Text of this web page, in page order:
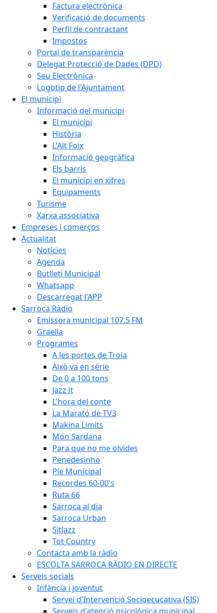
Factura electrònica
Verificació de documents
Perfil de contractant
Impostos
Portal de transparència
Delegat Protecció de Dades (DPD)
Seu Electrònica
Logotip de l'Ajuntament
El municipi
Informació del municipi
El municipi
Història
L'Alt Foix
Informació geogràfica
Els barris
El municipi en xifres
Equipaments
Turisme
Xarxa associativa
Empreses i comerços
Actualitat
Notícies
Agenda
Butlletí Municipal
Whatsapp
Descarregat l'APP
Sarroca Ràdio
Emissora municipal 107.5 FM
Graella
Programes
A les portes de Troia
Això va en sèrie
De 0 a 100 tons
Jazz it
L'hora del conte
La Marató de TV3
Makina Limits
Món Sardana
Para que no me olvides
Penedesinho
Ple Municipal
Recordes 60-00's
Ruta 66
Sarroca al dia
Sarroca Urban
SitJazz
Tot Country
Contacta amb la ràdio
ESCOLTA SARROCA RÀDIO EN DIRECTE
Serveis socials
Infància i joventut
Servei d'Intervenció Socioecucativa (SIS)